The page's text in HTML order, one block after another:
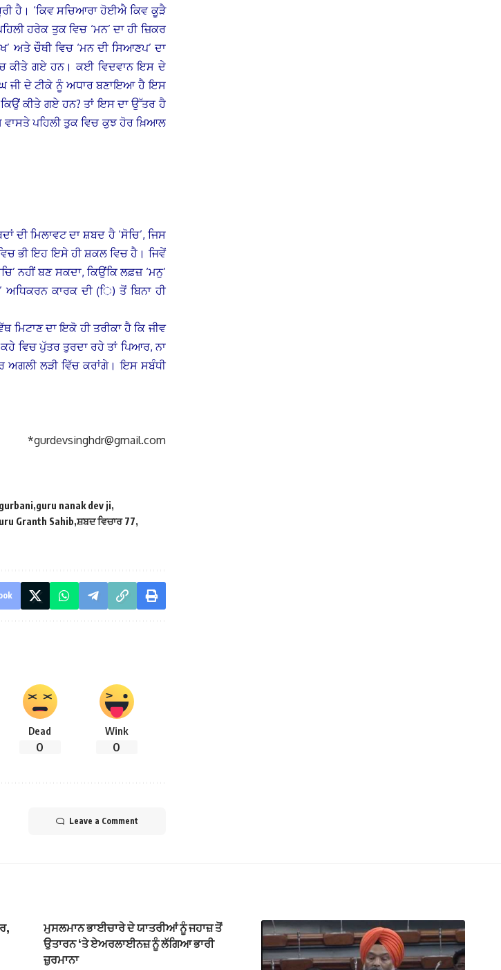
ਹੈ। ‘ਕਿਵ ਸਚਿਆਰਾ ਹੋਈਐ ਕਿਵ ਕੂੜੈ
ਹਰੇਕ ਤੁਕ ਵਿਚ ‘ਮਨ’ ਦਾ ਹੀ ਜ਼ਿਕਰ
ਅਤੇ ਚੌਥੀ ਵਿਚ ‘ਮਨ ਦੀ ਸਿਆਣਪ’ ਦਾ
ਕੀਤੇ ਗਏ ਹਨ। ਕਈ ਵਿਦਵਾਨ ਇਸ ਦੇ
ਜੀ ਦੇ ਟੀਕੇ ਨੂੰ ਅਧਾਰ ਬਣਾਇਆ ਹੈ ਇਸ
ਕੀਤੇ ਗਏ ਹਨ?ਤਾਂ ਇਸ ਦਾ ਉੱਤਰ ਹੈ
ਪਹਿਲੀ ਤੁਕ ਵਿਚ ਕੁਝ ਹੋਰ ਖ਼ਿਆਲ
ਦੀ ਮਿਲਾਵਟ ਦਾ ਸ਼ਬਦ ਹੈ ‘ਸੋਚਿ’, ਜਿਸ
ਭੀ ਇਹ ਇਸੇ ਹੀ ਸ਼ਕਲ ਵਿਚ ਹੈ। ਜਿਵੇਂ
ਨਹੀਂ ਬਣ ਸਕਦਾ, ਕਿਉਂਕਿ ਲਫ਼ਜ਼ ‘ਮਨੁ’
ਅਧਿਕਰਨ ਕਾਰਕ ਦੀ (ਿ) ਤੋਂ ਬਿਨਾ ਹੀ
ਮਿਟਾਣ ਦਾ ਇਕੋ ਹੀ ਤਰੀਕਾ ਹੈ ਕਿ ਜੀਵ
ਵਿਚ ਪੁੱਤਰ ਤੁਰਦਾ ਰਹੇ ਤਾਂ ਪਿਆਰ, ਨਾ
ਅਗਲੀ ਲੜੀ ਵਿੱਚ ਕਰਾਂਗੇ। ਇਸ ਸਬੰਧੀ
*gurdevsinghdr@gmail.com
gurbani guru nanak dev ji
Granth Sahib ਸ਼ਬਦ ਵਿਚਾਰ 77
Dead
0
Wink
0
Leave a Comment
ਮੁਸਲਮਾਨ ਭਾਈਚਾਰੇ ਦੇ ਯਾਤਰੀਆਂ ਨੂੰ ਜਹਾਜ਼ ਤੋਂ
ਉਤਾਰਨ ‘ਤੇ ਏਅਰਲਾਈਨਜ਼ ਨੂੰ ਲੱਗਿਆ ਭਾਰੀ
ਜ਼ੁਰਮਾਨਾ